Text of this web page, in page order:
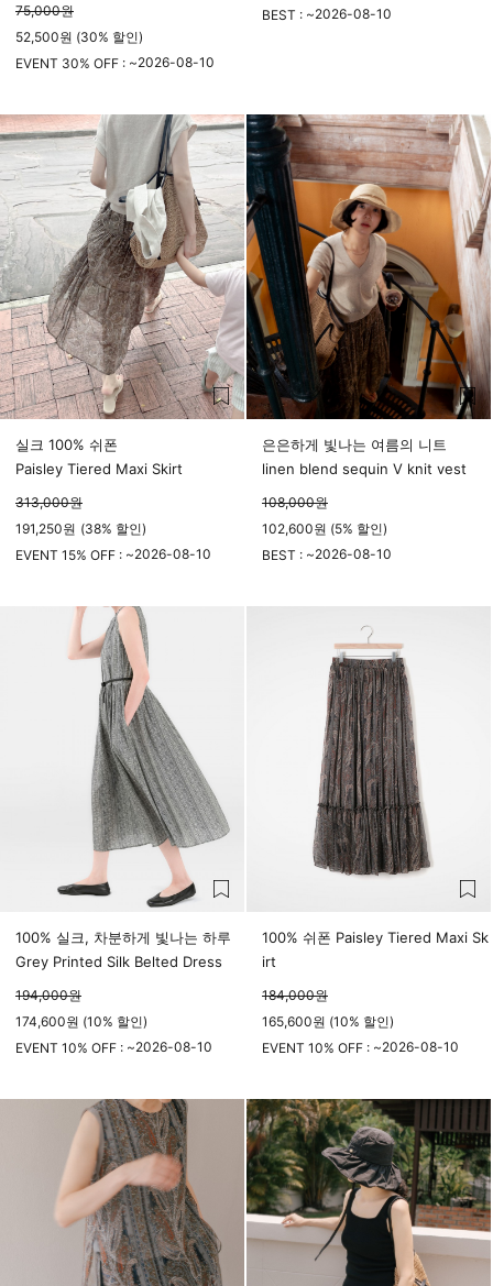
75,000원
52,500원 (30% 할인)
EVENT 30% OFF : ~2026-08-10
BEST : ~2026-08-10
실크 100% 쉬폰
Paisley Tiered Maxi Skirt
313,000원
191,250원 (38% 할인)
EVENT 15% OFF : ~2026-08-10
은은하게 빛나는 여름의 니트
linen blend sequin V knit vest
108,000원
102,600원 (5% 할인)
BEST : ~2026-08-10
100% 실크, 차분하게 빛나는 하루
Grey Printed Silk Belted Dress
194,000원
174,600원 (10% 할인)
EVENT 10% OFF : ~2026-08-10
100% 쉬폰 Paisley Tiered Maxi Sk
irt
184,000원
165,600원 (10% 할인)
EVENT 10% OFF : ~2026-08-10